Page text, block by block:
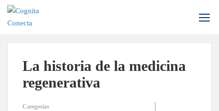
Inicio Blog La historia de la medicina regenerativa
La historia de la medicina
regenerativa
Categorías